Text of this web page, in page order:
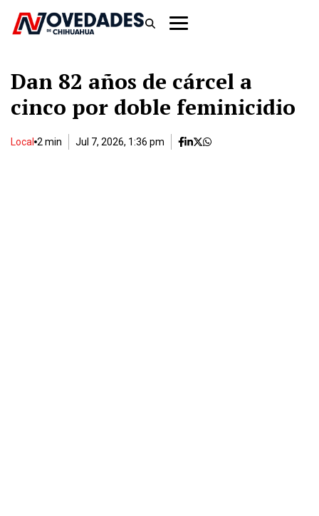
Dan 82 años de cárcel a
cinco por doble feminicidio
Local 2 min Jul 7, 2026, 1:36 pm